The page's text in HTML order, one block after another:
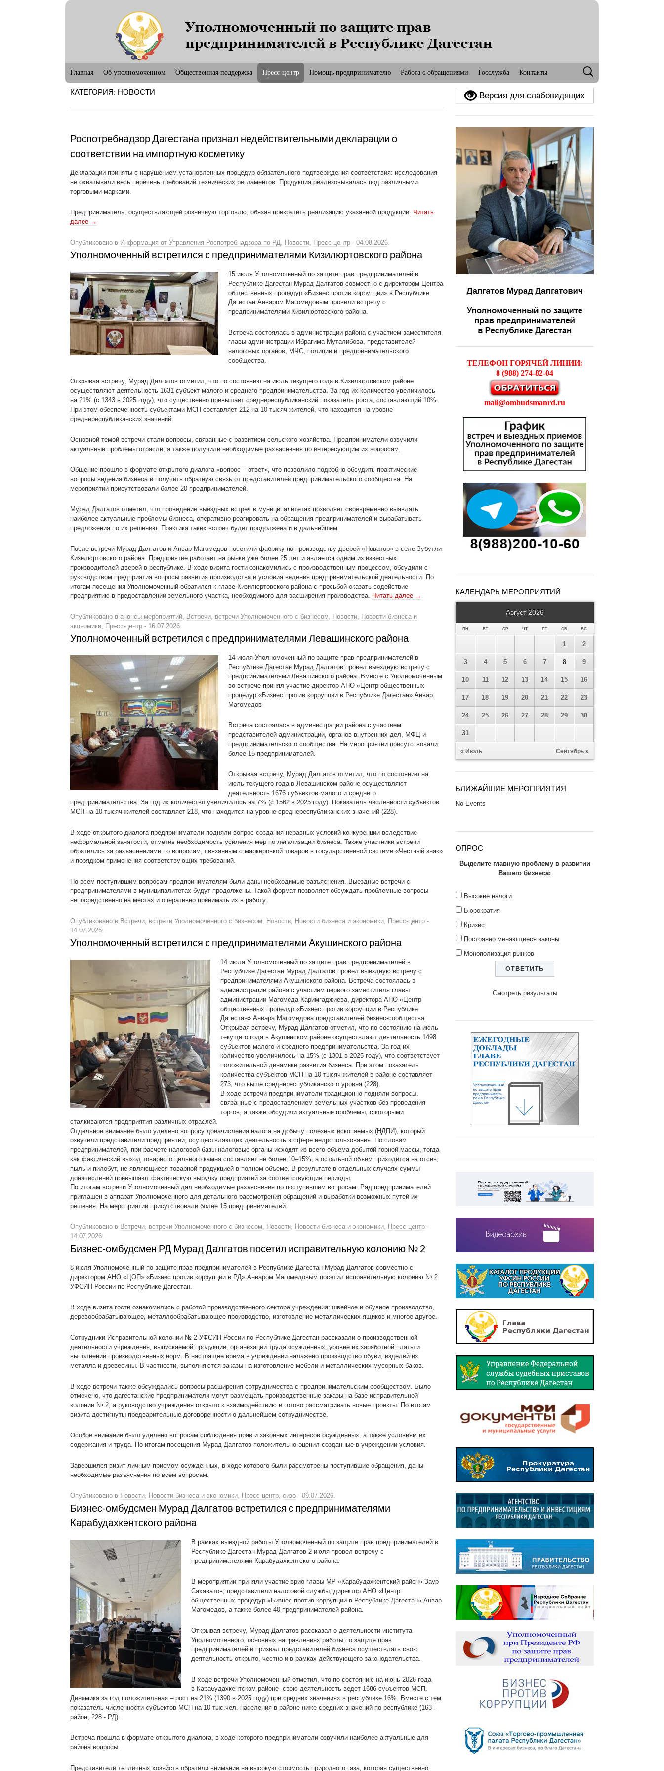
УПОЛНОМОЧЕННЫЙ
ПО ЗАЩИТЕ ПРАВ
ПРЕДПРИНИМАТЕЛЕЙ
В РД
Главная Об уполномоченном Общественная поддержка Пресс-центр Помощь предпринимателю Работа с обращениями Госслужба Контакты
Найти:
КАТЕГОРИЯ: НОВОСТИ
Роспотребнадзор Дагестана признал недействительными декларации о
соответствии на импортную косметику
Декларации приняты с нарушением установленных процедур обязательного подтверждения соответствия: исследования
не охватывали весь перечень требований технических регламентов. Продукция реализовывалась под различными
торговыми марками.
Предприниматель, осуществляющей розничную торговлю, обязан прекратить реализацию указанной продукции. Читать
далее →
Опубликовано в Информация от Управления Роспотребнадзора по РД, Новости, Пресс-центр - 04.08.2026.
Уполномоченный встретился с предпринимателями Кизилюртовского района
15 июля Уполномоченный по защите прав предпринимателей в
Республике Дагестан Мурад Далгатов совместно с директором Центра
общественных процедур «Бизнес против коррупции» в Республике
Дагестан Анваром Магомедовым провели встречу с
предпринимателями Кизилюртовского района.
Встреча состоялась в администрации района с участием заместителя
главы администрации Ибрагима Муталибова, представителей
налоговых органов, МЧС, полиции и предпринимательского
сообщества.
Открывая встречу, Мурад Далгатов отметил, что по состоянию на июль текущего года в Кизилюртовском районе
осуществляют деятельность 1631 субъект малого и среднего предпринимательства. За год их количество увеличилось
на 21% (с 1343 в 2025 году), что существенно превышает среднереспубликанский показатель роста, составляющий 10%.
При этом обеспеченность субъектами МСП составляет 212 на 10 тысяч жителей, что находится на уровне
среднереспубликанских значений.
Основной темой встречи стали вопросы, связанные с развитием сельского хозяйства. Предприниматели озвучили
актуальные проблемы отрасли, а также получили необходимые разъяснения по интересующим их вопросам.
Общение прошло в формате открытого диалога «вопрос – ответ», что позволило подробно обсудить практические
вопросы ведения бизнеса и получить обратную связь от представителей предпринимательского сообщества. На
мероприятии присутствовали более 20 предпринимателей.
Мурад Далгатов отметил, что проведение выездных встреч в муниципалитетах позволяет своевременно выявлять
наиболее актуальные проблемы бизнеса, оперативно реагировать на обращения предпринимателей и вырабатывать
предложения по их решению. Практика таких встреч будет продолжена и в дальнейшем.
После встречи Мурад Далгатов и Анвар Магомедов посетили фабрику по производству дверей «Новатор» в селе Зубутли
Кизилюртовского района. Предприятие работает на рынке уже более 25 лет и является одним из известных
производителей дверей в республике. В ходе визита гости ознакомились с производственным процессом, обсудили с
руководством предприятия вопросы развития производства и условия ведения предпринимательской деятельности. По
итогам посещения Уполномоченный обратился к главе Кизилюртовского района с просьбой оказать содействие
предприятию в предоставлении земельного участка, необходимого для расширения производства. Читать далее →
Опубликовано в анонсы мероприятий, Встречи, встречи Уполномоченного с бизнесом, Новости, Новости бизнеса и
экономики, Пресс-центр - 16.07.2026.
Уполномоченный встретился с предпринимателями Левашинского района
14 июля Уполномоченный по защите прав предпринимателей в
Республике Дагестан Мурад Далгатов провел выездную встречу с
предпринимателями Левашинского района. Вместе с Уполномоченным
во встрече принял участие директор АНО «Центр общественных
процедур «Бизнес против коррупции в Республике Дагестан» Анвар
Магомедов
Встреча состоялась в администрации района с участием
представителей администрации, органов внутренних дел, МФЦ и
предпринимательского сообщества. На мероприятии присутствовали
более 15 предпринимателей.
Открывая встречу, Мурад Далгатов отметил, что по состоянию на
июль текущего года в Левашинском районе осуществляют
деятельность 1676 субъектов малого и среднего
предпринимательства. За год их количество увеличилось на 7% (с 1562 в 2025 году). Показатель численности субъектов
МСП на 10 тысяч жителей составляет 218, что находится на уровне среднереспубликанских значений (228).
В ходе открытого диалога предприниматели подняли вопрос создания неравных условий конкуренции вследствие
неформальной занятости, отметив необходимость усиления мер по легализации бизнеса. Также участники встречи
обратились за разъяснениями по вопросам, связанным с маркировкой товаров в государственной системе «Честный знак»
и порядком применения соответствующих требований.
По всем поступившим вопросам предпринимателям были даны необходимые разъяснения. Выездные встречи с
предпринимателями в муниципалитетах будут продолжены. Такой формат позволяет обсуждать проблемные вопросы
непосредственно на местах и оперативно принимать их в работу.
Опубликовано в Встречи, встречи Уполномоченного с бизнесом, Новости, Новости бизнеса и экономики, Пресс-центр -
14.07.2026.
Уполномоченный встретился с предпринимателями Акушинского района
14 июля Уполномоченный по защите прав предпринимателей в
Республике Дагестан Мурад Далгатов провел выездную встречу с
предпринимателями Акушинского района. Встреча состоялась в
администрации района с участием первого заместителя главы
администрации Магомеда Каримгаджиева, директора АНО «Центр
общественных процедур «Бизнес против коррупции в Республике
Дагестан» Анвара Магомедова представителей бизнес-сообщества.
Открывая встречу, Мурад Далгатов отметил, что по состоянию на июль
текущего года в Акушинском районе осуществляют деятельность 1498
субъектов малого и среднего предпринимательства. За год их
количество увеличилось на 15% (с 1301 в 2025 году), что соответствует
положительной динамике развития бизнеса. При этом показатель
количества субъектов МСП на 10 тысяч жителей в районе составляет
273, что выше среднереспубликанского уровня (228).
В ходе встречи предприниматели традиционно подняли вопросы,
связанные с предоставлением земельных участков без проведения
торгов, а также обсудили актуальные проблемы, с которыми
сталкиваются предприятия различных отраслей.
Отдельное внимание было уделено вопросу доначисления налога на добычу полезных ископаемых (НДПИ), который
озвучили представители предприятий, осуществляющих деятельность в сфере недропользования. По словам
предпринимателей, при расчете налоговой базы налоговые органы исходят из всего объема добытой горной массы, тогда
как фактический выход товарного цельного камня составляет не более 10–15%, а остальной объем приходится на отсев,
пыль и пилобут, не являющиеся товарной продукцией в полном объеме. В результате в отдельных случаях суммы
доначислений превышают фактическую выручку предприятий за соответствующие периоды.
По итогам встречи Уполномоченный дал необходимые разъяснения по поступившим вопросам. Ряд предпринимателей
приглашен в аппарат Уполномоченного для детального рассмотрения обращений и выработки возможных путей их
решения. На мероприятии присутствовали более 15 предпринимателей.
Опубликовано в Встречи, встречи Уполномоченного с бизнесом, Новости, Новости бизнеса и экономики, Пресс-центр -
14.07.2026.
Бизнес-омбудсмен РД Мурад Далгатов посетил исправительную колонию № 2
8 июля Уполномоченный по защите прав предпринимателей в Республике Дагестан Мурад Далгатов совместно с
директором АНО «ЦОП» «Бизнес против коррупции в РД» Анваром Магомедовым посетил исправительную колонию № 2
УФСИН России по Республике Дагестан.
В ходе визита гости ознакомились с работой производственного сектора учреждения: швейное и обувное производство,
деревообрабатывающее, металлообрабатывающее производство, изготовление металлических ящиков и многое другое.
Сотрудники Исправительной колонии № 2 УФСИН России по Республике Дагестан рассказали о производственной
деятельности учреждения, выпускаемой продукции, организации труда осужденных, уровне их заработной платы и
выполнении производственных норм. В настоящее время в учреждении налажено производство обуви, изделий из
металла и древесины. В частности, выполняются заказы на изготовление мебели и металлических мусорных баков.
В ходе встречи также обсуждались вопросы расширения сотрудничества с предпринимательским сообществом. Было
отмечено, что дагестанские предприниматели могут размещать производственные заказы на базе исправительной
колонии № 2, а руководство учреждения открыто к взаимодействию и готово рассматривать новые проекты. По итогам
визита достигнуты предварительные договоренности о дальнейшем сотрудничестве.
Особое внимание было уделено вопросам соблюдения прав и законных интересов осужденных, а также условиям их
содержания и труда. По итогам посещения Мурад Далгатов положительно оценил созданные в учреждении условия.
Завершился визит личным приемом осужденных, в ходе которого были рассмотрены поступившие обращения, даны
необходимые разъяснения по всем вопросам.
Опубликовано в Новости, Новости бизнеса и экономики, Пресс-центр, сизо - 09.07.2026.
Бизнес-омбудсмен Мурад Далгатов встретился с предпринимателями
Карабудахкентского района
В рамках выездной работы Уполномоченный по защите прав предпринимателей в
Республике Дагестан Мурад Далгатов 2 июля провел встречу с
предпринимателями Карабудахкентского района.
В мероприятии приняли участие врио главы МР «Карабудахкентский район» Заур
Сахаватов, представители налоговой службы, директор АНО «Центр
общественных процедур «Бизнес против коррупции в Республике Дагестан» Анвар
Магомедов, а также более 40 предпринимателей района.
Открывая встречу, Мурад Далгатов рассказал о деятельности института
Уполномоченного, основных направлениях работы по защите прав
предпринимателей и призвал представителей бизнеса осуществлять свою
деятельность открыто, честно и в рамках действующего законодательства.
В ходе встречи Уполномоченный отметил, что по состоянию на июнь 2026 года
в Карабудахкентском районе свою деятельность ведет 1686 субъектов МСП.
Динамика за год положительная – рост на 21% (1390 в 2025 году) при средних значениях в республике 16%. Вместе с тем
показатель численности субъектов МСП на 10 тыс.чел. населения в районе ниже средних значений по республике (163 –
район, 228 - РД).
Встреча прошла в формате открытого диалога, в ходе которого предприниматели озвучили наиболее актуальные для
района вопросы.
Представители тепличных хозяйств обратили внимание на высокую стоимость природного газа, которая существенно
Версия для слабовидящих
ТЕЛЕФОН ГОРЯЧЕЙ ЛИНИИ:
8 (988) 274-82-04
mail@ombudsmanrd.ru
КАЛЕНДАРЬ МЕРОПРИЯТИЙ
Август 2026
ПН ВТ СР ЧТ ПТ СБ ВС
1 2
3 4 5 6 7 8 9
10 11 12 13 14 15 16
17 18 19 20 21 22 23
24 25 26 27 28 29 30
31
« Июль Сентябрь »
БЛИЖАЙШИЕ МЕРОПРИЯТИЯ
No Events
ОПРОС
Выделите главную проблему в развитии
Вашего бизнеса:
Высокие налоги
Бюрократия
Кризис
Постоянно меняющиеся законы
Монополизация рынков
Смотреть результаты